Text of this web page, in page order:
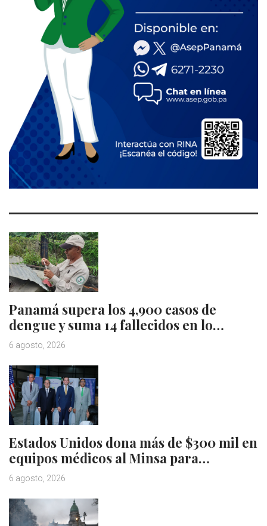
Panamá supera los 4,900 casos de
dengue y suma 14 fallecidos en lo…
6 agosto, 2026
Estados Unidos dona más de $300 mil en
equipos médicos al Minsa para…
6 agosto, 2026